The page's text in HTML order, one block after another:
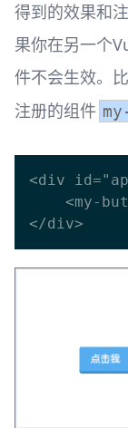
得到的效果和
果你在另一个
件不会生效。
注册的组件
<div